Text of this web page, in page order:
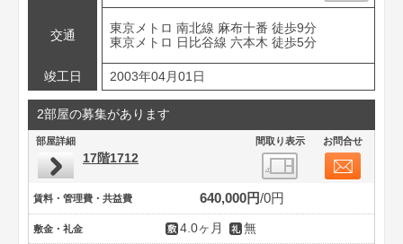
交通
東京メトロ 南北線 麻布十番 徒歩9分
東京メトロ 日比谷線 六本木 徒歩5分
竣工日 2003年04月01日
2部屋の募集があります
部屋詳細 間取り表示 お問合せ
17階1712
賃料・管理費・共益費 640,000円 0円
敷金・礼金 4.0ヶ月 無